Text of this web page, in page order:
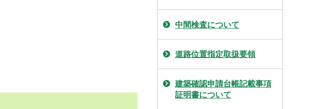
中間検査について
道路位置指定取扱要領
建築確認申請台帳記載事項
証明書について